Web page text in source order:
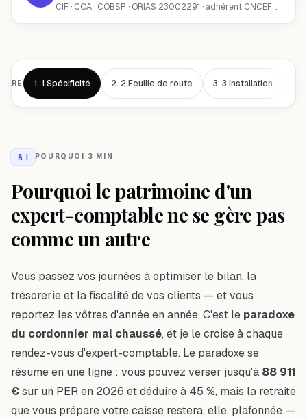
CIF · COA · COBSP · ORIAS 23002291 · adhérent CNCEF Patrimoine · Chambéry (73000)
1. 1·Spécificité 2. 2·Feuille de route 3. 3·Installation
§ 1 POURQUOI · 3 MIN
Pourquoi le patrimoine d'un
expert-comptable ne se gère pas
comme un autre
Vous passez vos journées à optimiser le bilan, la
trésorerie et la fiscalité de vos clients — et vous
reportez les vôtres d'année en année. C'est le paradoxe
du cordonnier mal chaussé, et je le croise à chaque
rendez-vous d'expert-comptable. Le paradoxe se
résume en une ligne : vous pouvez verser jusqu'à 88 911
€sur un PER en 2026 et déduire à 45 %, mais la retraite
que vous prépare votre caisse restera, elle, plafonnée —